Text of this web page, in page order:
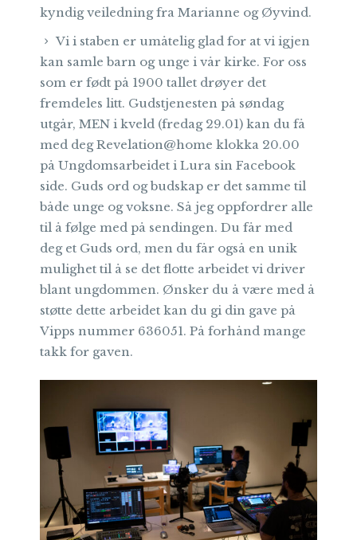
kyndig veiledning fra Marianne og Øyvind.
Vi i staben er umåtelig glad for at vi igjen
kan samle barn og unge i vår kirke. For oss
som er født på 1900 tallet drøyer det
fremdeles litt. Gudstjenesten på søndag
utgår, MEN i kveld (fredag 29.01) kan du få
med deg Revelation@home klokka 20.00
på Ungdomsarbeidet i Lura sin Facebook
side. Guds ord og budskap er det samme til
både unge og voksne. Så jeg oppfordrer alle
til å følge med på sendingen. Du får med
deg et Guds ord, men du får også en unik
mulighet til å se det flotte arbeidet vi driver
blant ungdommen. Ønsker du å være med å
støtte dette arbeidet kan du gi din gave på
Vipps nummer 636051. På forhånd mange
takk for gaven.